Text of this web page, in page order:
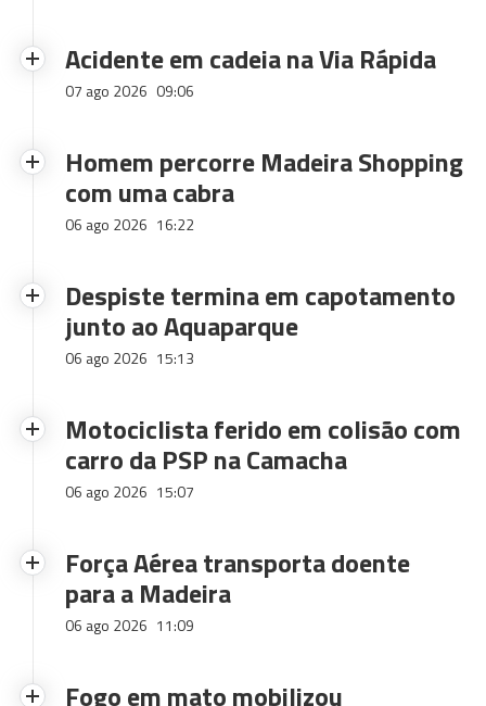
Acidente em cadeia na Via Rápida
07 ago 2026 09:06
Homem percorre Madeira Shopping
com uma cabra
06 ago 2026 16:22
Despiste termina em capotamento
junto ao Aquaparque
06 ago 2026 15:13
Motociclista ferido em colisão com
carro da PSP na Camacha
06 ago 2026 15:07
Força Aérea transporta doente
para a Madeira
06 ago 2026 11:09
Fogo em mato mobilizou